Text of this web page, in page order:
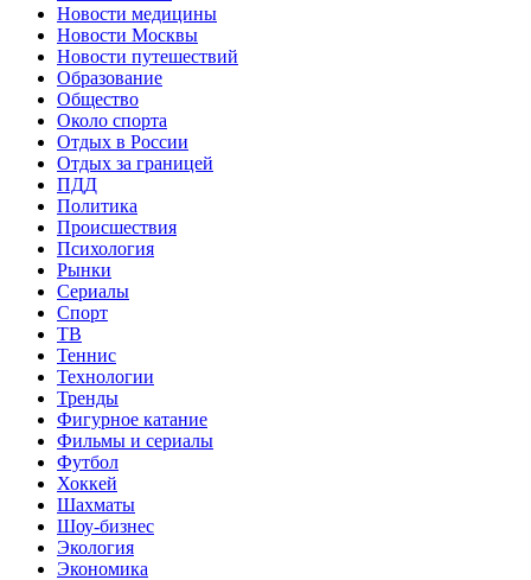
Новости медицины
Новости Москвы
Новости путешествий
Образование
Общество
Около спорта
Отдых в России
Отдых за границей
ПДД
Политика
Происшествия
Психология
Рынки
Сериалы
Спорт
ТВ
Теннис
Технологии
Тренды
Фигурное катание
Фильмы и сериалы
Футбол
Хоккей
Шахматы
Шоу-бизнес
Экология
Экономика